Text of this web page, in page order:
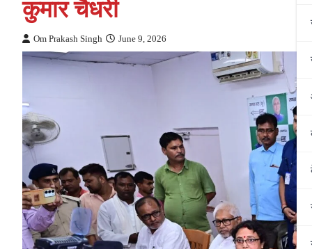
कुमार चैधरी
Om Prakash Singh June 9, 2026